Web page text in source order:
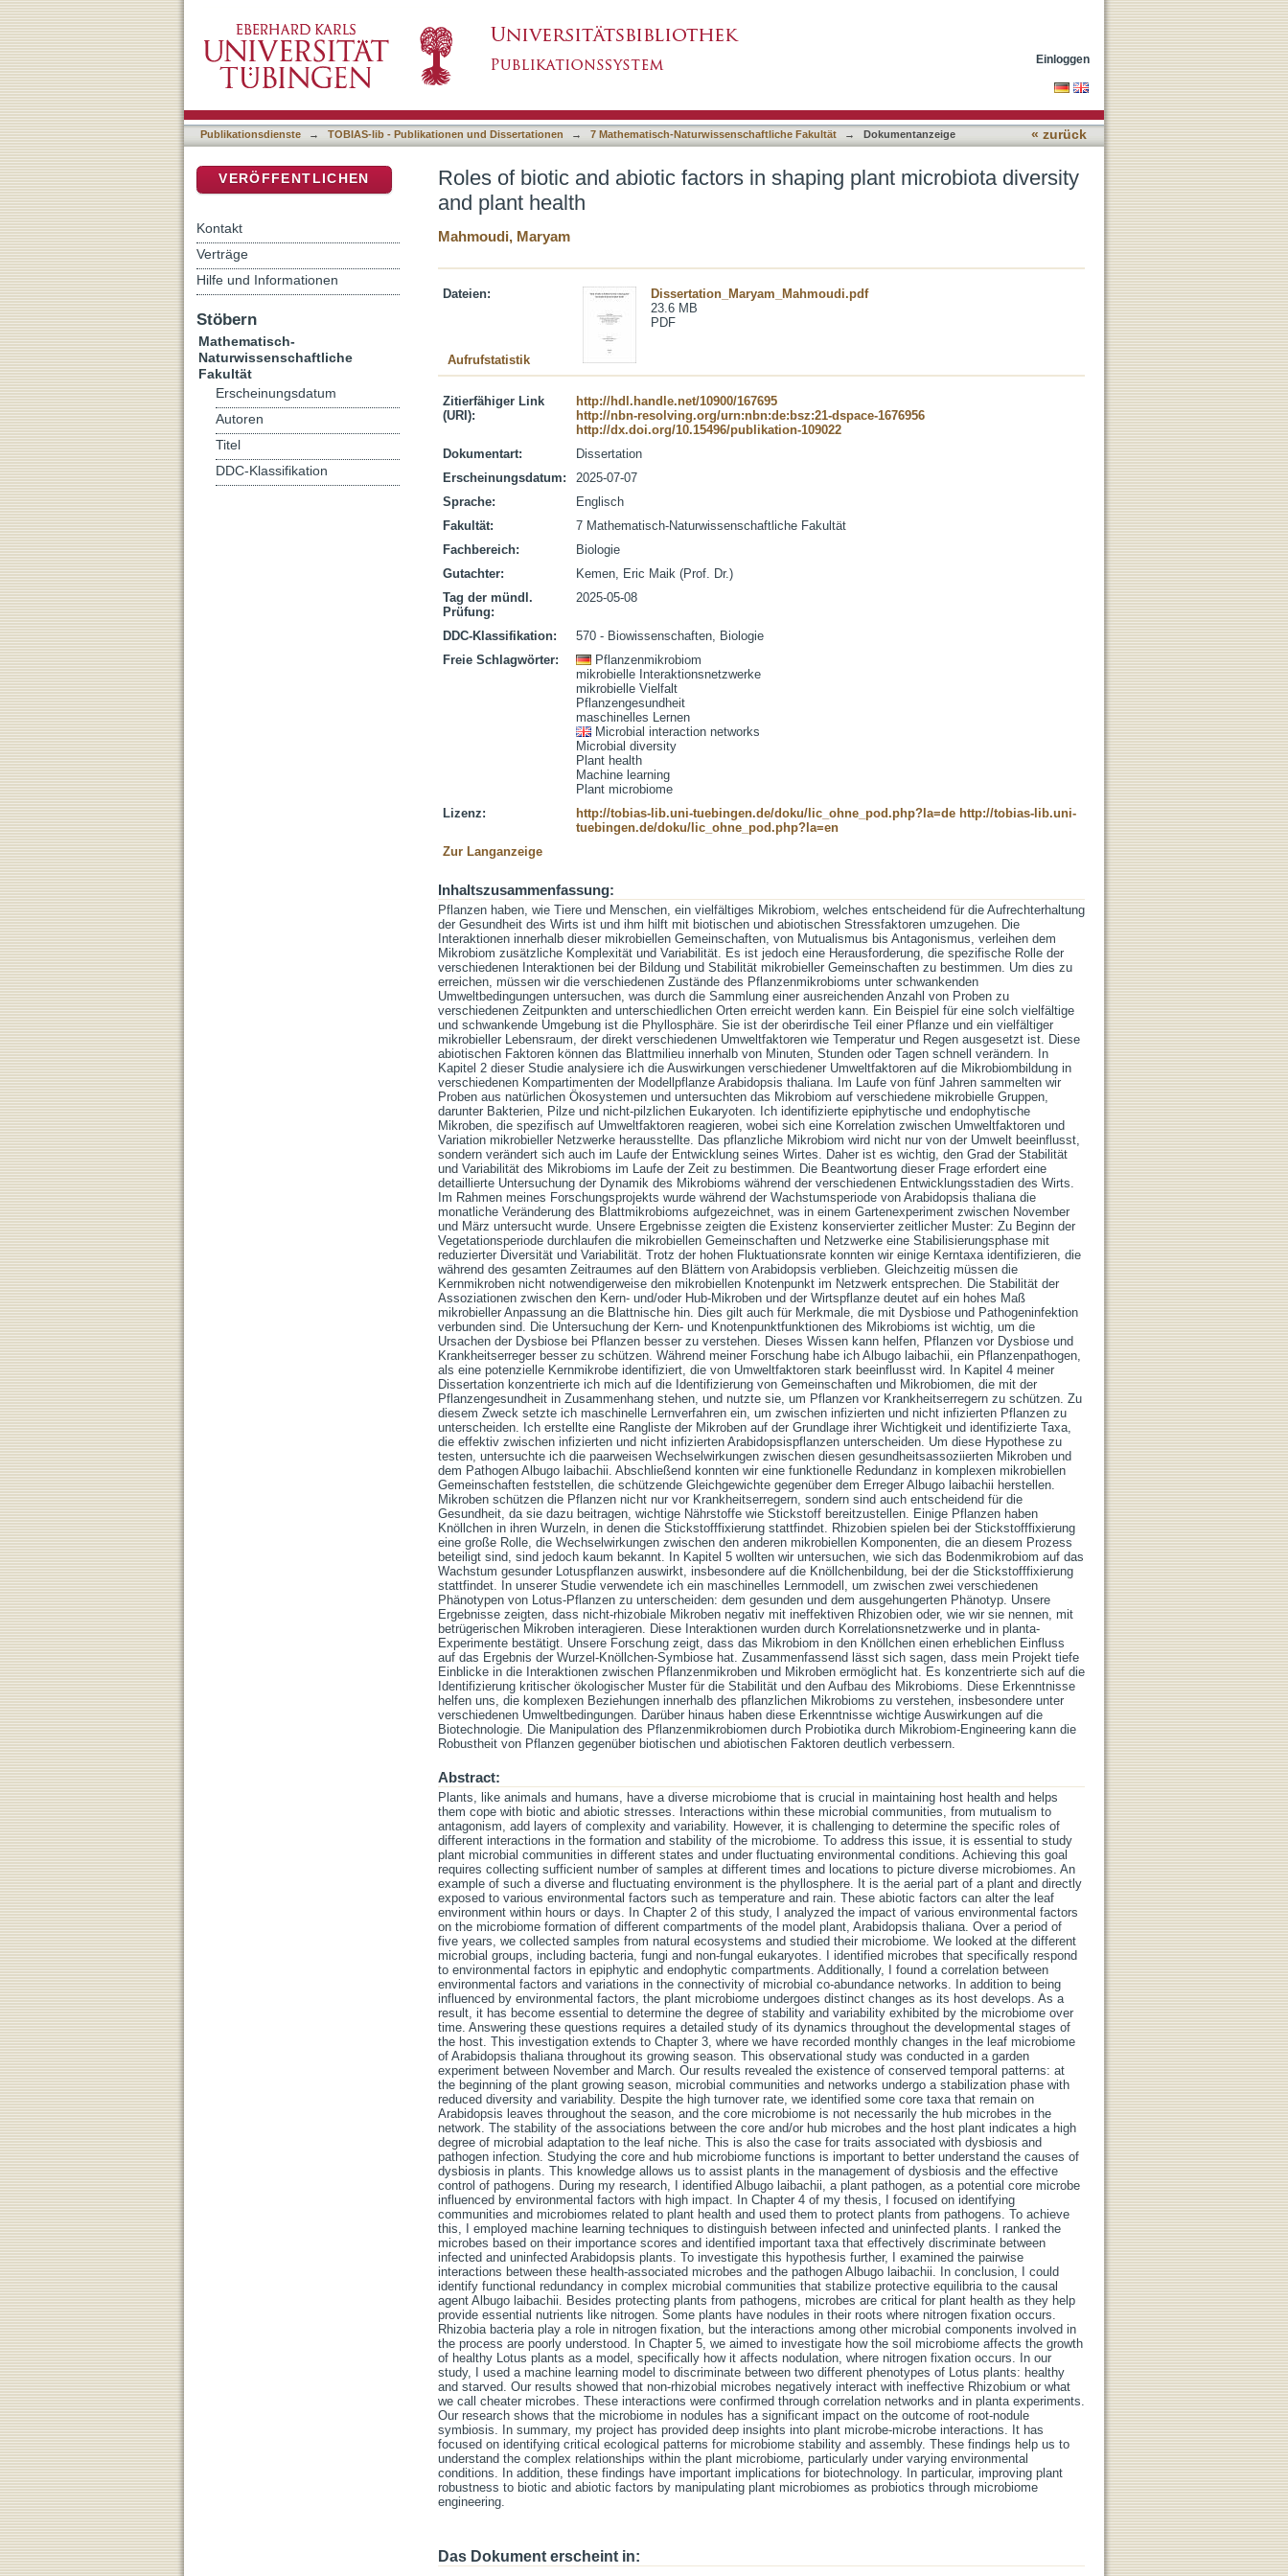
Einloggen
Publikationsdienste → TOBIAS-lib - Publikationen und Dissertationen → 7 Mathematisch-Naturwissenschaftliche Fakultät → Dokumentanzeige « zurück
Roles of biotic and abiotic factors in shaping plant microbiota diversity
and plant health
Mahmoudi, Maryam
Dateien:
Dissertation_Maryam_Mahmoudi.pdf
23.6 MB
PDF
Aufrufstatistik
Zitierfähiger Link
(URI):
http://hdl.handle.net/10900/167695
http://nbn-resolving.org/urn:nbn:de:bsz:21-dspace-1676956
http://dx.doi.org/10.15496/publikation-109022
Dokumentart:
Dissertation
Erscheinungsdatum:
2025-07-07
Sprache:
Englisch
Fakultät:
7 Mathematisch-Naturwissenschaftliche Fakultät
Fachbereich:
Biologie
Gutachter:
Kemen, Eric Maik (Prof. Dr.)
Tag der mündl.
Prüfung:
2025-05-08
DDC-Klassifikation:
570 - Biowissenschaften, Biologie
Freie Schlagwörter:
Pflanzenmikrobiom
mikrobielle Interaktionsnetzwerke
mikrobielle Vielfalt
Pflanzengesundheit
maschinelles Lernen
Microbial interaction networks
Microbial diversity
Plant health
Machine learning
Plant microbiome
Lizenz:
http://tobias-lib.uni-tuebingen.de/doku/lic_ohne_pod.php?la=de http://tobias-lib.uni-
tuebingen.de/doku/lic_ohne_pod.php?la=en
Zur Langanzeige
Inhaltszusammenfassung:
Pflanzen haben, wie Tiere und Menschen, ein vielfältiges Mikrobiom, welches entscheidend für die Aufrechterhaltung
der Gesundheit des Wirts ist und ihm hilft mit biotischen und abiotischen Stressfaktoren umzugehen. Die
Interaktionen innerhalb dieser mikrobiellen Gemeinschaften, von Mutualismus bis Antagonismus, verleihen dem
Mikrobiom zusätzliche Komplexität und Variabilität. Es ist jedoch eine Herausforderung, die spezifische Rolle der
verschiedenen Interaktionen bei der Bildung und Stabilität mikrobieller Gemeinschaften zu bestimmen. Um dies zu
erreichen, müssen wir die verschiedenen Zustände des Pflanzenmikrobioms unter schwankenden
Umweltbedingungen untersuchen, was durch die Sammlung einer ausreichenden Anzahl von Proben zu
verschiedenen Zeitpunkten and unterschiedlichen Orten erreicht werden kann. Ein Beispiel für eine solch vielfältige
und schwankende Umgebung ist die Phyllosphäre. Sie ist der oberirdische Teil einer Pflanze und ein vielfältiger
mikrobieller Lebensraum, der direkt verschiedenen Umweltfaktoren wie Temperatur und Regen ausgesetzt ist. Diese
abiotischen Faktoren können das Blattmilieu innerhalb von Minuten, Stunden oder Tagen schnell verändern. In
Kapitel 2 dieser Studie analysiere ich die Auswirkungen verschiedener Umweltfaktoren auf die Mikrobiombildung in
verschiedenen Kompartimenten der Modellpflanze Arabidopsis thaliana. Im Laufe von fünf Jahren sammelten wir
Proben aus natürlichen Ökosystemen und untersuchten das Mikrobiom auf verschiedene mikrobielle Gruppen,
darunter Bakterien, Pilze und nicht-pilzlichen Eukaryoten. Ich identifizierte epiphytische und endophytische
Mikroben, die spezifisch auf Umweltfaktoren reagieren, wobei sich eine Korrelation zwischen Umweltfaktoren und
Variation mikrobieller Netzwerke herausstellte. Das pflanzliche Mikrobiom wird nicht nur von der Umwelt beeinflusst,
sondern verändert sich auch im Laufe der Entwicklung seines Wirtes. Daher ist es wichtig, den Grad der Stabilität
und Variabilität des Mikrobioms im Laufe der Zeit zu bestimmen. Die Beantwortung dieser Frage erfordert eine
detaillierte Untersuchung der Dynamik des Mikrobioms während der verschiedenen Entwicklungsstadien des Wirts.
Im Rahmen meines Forschungsprojekts wurde während der Wachstumsperiode von Arabidopsis thaliana die
monatliche Veränderung des Blattmikrobioms aufgezeichnet, was in einem Gartenexperiment zwischen November
und März untersucht wurde. Unsere Ergebnisse zeigten die Existenz konservierter zeitlicher Muster: Zu Beginn der
Vegetationsperiode durchlaufen die mikrobiellen Gemeinschaften und Netzwerke eine Stabilisierungsphase mit
reduzierter Diversität und Variabilität. Trotz der hohen Fluktuationsrate konnten wir einige Kerntaxa identifizieren, die
während des gesamten Zeitraumes auf den Blättern von Arabidopsis verblieben. Gleichzeitig müssen die
Kernmikroben nicht notwendigerweise den mikrobiellen Knotenpunkt im Netzwerk entsprechen. Die Stabilität der
Assoziationen zwischen den Kern- und/oder Hub-Mikroben und der Wirtspflanze deutet auf ein hohes Maß
mikrobieller Anpassung an die Blattnische hin. Dies gilt auch für Merkmale, die mit Dysbiose und Pathogeninfektion
verbunden sind. Die Untersuchung der Kern- und Knotenpunktfunktionen des Mikrobioms ist wichtig, um die
Ursachen der Dysbiose bei Pflanzen besser zu verstehen. Dieses Wissen kann helfen, Pflanzen vor Dysbiose und
Krankheitserreger besser zu schützen. Während meiner Forschung habe ich Albugo laibachii, ein Pflanzenpathogen,
als eine potenzielle Kernmikrobe identifiziert, die von Umweltfaktoren stark beeinflusst wird. In Kapitel 4 meiner
Dissertation konzentrierte ich mich auf die Identifizierung von Gemeinschaften und Mikrobiomen, die mit der
Pflanzengesundheit in Zusammenhang stehen, und nutzte sie, um Pflanzen vor Krankheitserregern zu schützen. Zu
diesem Zweck setzte ich maschinelle Lernverfahren ein, um zwischen infizierten und nicht infizierten Pflanzen zu
unterscheiden. Ich erstellte eine Rangliste der Mikroben auf der Grundlage ihrer Wichtigkeit und identifizierte Taxa,
die effektiv zwischen infizierten und nicht infizierten Arabidopsispflanzen unterscheiden. Um diese Hypothese zu
testen, untersuchte ich die paarweisen Wechselwirkungen zwischen diesen gesundheitsassoziierten Mikroben und
dem Pathogen Albugo laibachii. Abschließend konnten wir eine funktionelle Redundanz in komplexen mikrobiellen
Gemeinschaften feststellen, die schützende Gleichgewichte gegenüber dem Erreger Albugo laibachii herstellen.
Mikroben schützen die Pflanzen nicht nur vor Krankheitserregern, sondern sind auch entscheidend für die
Gesundheit, da sie dazu beitragen, wichtige Nährstoffe wie Stickstoff bereitzustellen. Einige Pflanzen haben
Knöllchen in ihren Wurzeln, in denen die Stickstofffixierung stattfindet. Rhizobien spielen bei der Stickstofffixierung
eine große Rolle, die Wechselwirkungen zwischen den anderen mikrobiellen Komponenten, die an diesem Prozess
beteiligt sind, sind jedoch kaum bekannt. In Kapitel 5 wollten wir untersuchen, wie sich das Bodenmikrobiom auf das
Wachstum gesunder Lotuspflanzen auswirkt, insbesondere auf die Knöllchenbildung, bei der die Stickstofffixierung
stattfindet. In unserer Studie verwendete ich ein maschinelles Lernmodell, um zwischen zwei verschiedenen
Phänotypen von Lotus-Pflanzen zu unterscheiden: dem gesunden und dem ausgehungerten Phänotyp. Unsere
Ergebnisse zeigten, dass nicht-rhizobiale Mikroben negativ mit ineffektiven Rhizobien oder, wie wir sie nennen, mit
betrügerischen Mikroben interagieren. Diese Interaktionen wurden durch Korrelationsnetzwerke und in planta-
Experimente bestätigt. Unsere Forschung zeigt, dass das Mikrobiom in den Knöllchen einen erheblichen Einfluss
auf das Ergebnis der Wurzel-Knöllchen-Symbiose hat. Zusammenfassend lässt sich sagen, dass mein Projekt tiefe
Einblicke in die Interaktionen zwischen Pflanzenmikroben und Mikroben ermöglicht hat. Es konzentrierte sich auf die
Identifizierung kritischer ökologischer Muster für die Stabilität und den Aufbau des Mikrobioms. Diese Erkenntnisse
helfen uns, die komplexen Beziehungen innerhalb des pflanzlichen Mikrobioms zu verstehen, insbesondere unter
verschiedenen Umweltbedingungen. Darüber hinaus haben diese Erkenntnisse wichtige Auswirkungen auf die
Biotechnologie. Die Manipulation des Pflanzenmikrobiomen durch Probiotika durch Mikrobiom-Engineering kann die
Robustheit von Pflanzen gegenüber biotischen und abiotischen Faktoren deutlich verbessern.
Abstract:
Plants, like animals and humans, have a diverse microbiome that is crucial in maintaining host health and helps
them cope with biotic and abiotic stresses. Interactions within these microbial communities, from mutualism to
antagonism, add layers of complexity and variability. However, it is challenging to determine the specific roles of
different interactions in the formation and stability of the microbiome. To address this issue, it is essential to study
plant microbial communities in different states and under fluctuating environmental conditions. Achieving this goal
requires collecting sufficient number of samples at different times and locations to picture diverse microbiomes. An
example of such a diverse and fluctuating environment is the phyllosphere. It is the aerial part of a plant and directly
exposed to various environmental factors such as temperature and rain. These abiotic factors can alter the leaf
environment within hours or days. In Chapter 2 of this study, I analyzed the impact of various environmental factors
on the microbiome formation of different compartments of the model plant, Arabidopsis thaliana. Over a period of
five years, we collected samples from natural ecosystems and studied their microbiome. We looked at the different
microbial groups, including bacteria, fungi and non-fungal eukaryotes. I identified microbes that specifically respond
to environmental factors in epiphytic and endophytic compartments. Additionally, I found a correlation between
environmental factors and variations in the connectivity of microbial co-abundance networks. In addition to being
influenced by environmental factors, the plant microbiome undergoes distinct changes as its host develops. As a
result, it has become essential to determine the degree of stability and variability exhibited by the microbiome over
time. Answering these questions requires a detailed study of its dynamics throughout the developmental stages of
the host. This investigation extends to Chapter 3, where we have recorded monthly changes in the leaf microbiome
of Arabidopsis thaliana throughout its growing season. This observational study was conducted in a garden
experiment between November and March. Our results revealed the existence of conserved temporal patterns: at
the beginning of the plant growing season, microbial communities and networks undergo a stabilization phase with
reduced diversity and variability. Despite the high turnover rate, we identified some core taxa that remain on
Arabidopsis leaves throughout the season, and the core microbiome is not necessarily the hub microbes in the
network. The stability of the associations between the core and/or hub microbes and the host plant indicates a high
degree of microbial adaptation to the leaf niche. This is also the case for traits associated with dysbiosis and
pathogen infection. Studying the core and hub microbiome functions is important to better understand the causes of
dysbiosis in plants. This knowledge allows us to assist plants in the management of dysbiosis and the effective
control of pathogens. During my research, I identified Albugo laibachii, a plant pathogen, as a potential core microbe
influenced by environmental factors with high impact. In Chapter 4 of my thesis, I focused on identifying
communities and microbiomes related to plant health and used them to protect plants from pathogens. To achieve
this, I employed machine learning techniques to distinguish between infected and uninfected plants. I ranked the
microbes based on their importance scores and identified important taxa that effectively discriminate between
infected and uninfected Arabidopsis plants. To investigate this hypothesis further, I examined the pairwise
interactions between these health-associated microbes and the pathogen Albugo laibachii. In conclusion, I could
identify functional redundancy in complex microbial communities that stabilize protective equilibria to the causal
agent Albugo laibachii. Besides protecting plants from pathogens, microbes are critical for plant health as they help
provide essential nutrients like nitrogen. Some plants have nodules in their roots where nitrogen fixation occurs.
Rhizobia bacteria play a role in nitrogen fixation, but the interactions among other microbial components involved in
the process are poorly understood. In Chapter 5, we aimed to investigate how the soil microbiome affects the growth
of healthy Lotus plants as a model, specifically how it affects nodulation, where nitrogen fixation occurs. In our
study, I used a machine learning model to discriminate between two different phenotypes of Lotus plants: healthy
and starved. Our results showed that non-rhizobial microbes negatively interact with ineffective Rhizobium or what
we call cheater microbes. These interactions were confirmed through correlation networks and in planta experiments.
Our research shows that the microbiome in nodules has a significant impact on the outcome of root-nodule
symbiosis. In summary, my project has provided deep insights into plant microbe-microbe interactions. It has
focused on identifying critical ecological patterns for microbiome stability and assembly. These findings help us to
understand the complex relationships within the plant microbiome, particularly under varying environmental
conditions. In addition, these findings have important implications for biotechnology. In particular, improving plant
robustness to biotic and abiotic factors by manipulating plant microbiomes as probiotics through microbiome
engineering.
Das Dokument erscheint in:
VERÖFFENTLICHEN
Kontakt
Verträge
Hilfe und Informationen
Stöbern
Mathematisch-
Naturwissenschaftliche
Fakultät
Erscheinungsdatum
Autoren
Titel
DDC-Klassifikation